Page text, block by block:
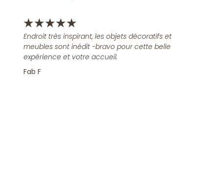
★★★★★
Endroit très inspirant, les objets décoratifs et
meubles sont inédit -bravo pour cette belle
expérience et votre accueil.
Fab F